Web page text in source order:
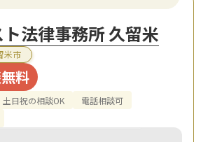
法律事務所 久留米
米市
料
土日祝の相談OK
電話相談可